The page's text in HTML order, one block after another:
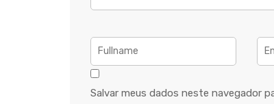
Salvar meus dados neste navegador